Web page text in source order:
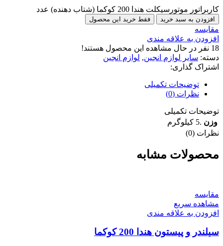
کاربراتور موتورسیکلت هندا 200 کوکما (شتاب دهنده) عدد
افزودن به سبد خرید فقط خرید این محصول
مقایسه
افزودن به علاقه مندی
18 نفر در حال مشاهده این محصول هستند!
دسته: سایر لوازم انجین, لوازم انجین
اشتراک گذاری:
توضیحات تکمیلی
نظرات (0)
توضیحات تکمیلی
وزن .5 کیلوگرم
نظرات (0)
محصولات مشابه
مقایسه
مشاهده سریع
افزودن به علاقه مندی
سیلندر و پیستون هندا 200 کوکما